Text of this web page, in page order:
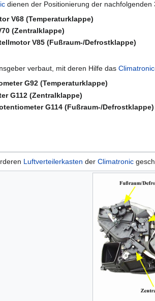
dienen der Positionierung der nachfolgenden
V68 (Temperaturklappe)
(Zentralklappe)
V85 (Fußraum-/Defrostklappe)
verbaut, mit deren Hilfe das Climatronic
G92 (Temperaturklappe)
G112 (Zentralklappe)
G114 (Fußraum-/Defrostklappe)
Luftverteilerkasten der Climatronic